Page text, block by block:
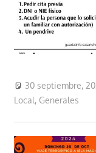
30 septiembre,
Local, Generales